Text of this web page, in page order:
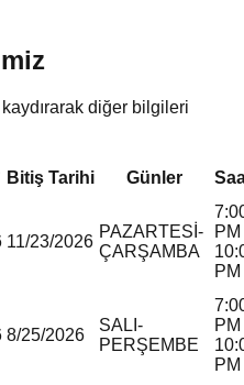
diğer bilgileri
Bitiş Tarihi Günler
11/23/2026
PAZARTESİ-
ÇARŞAMBA
PM
PM
8/25/2026
SALI-
PERŞEMBE
PM
PM